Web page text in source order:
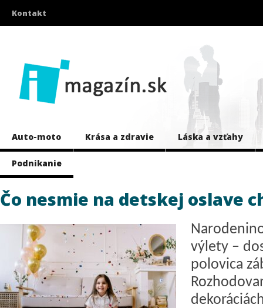
Kontakt
Auto-moto Krása a zdravie Láska a vzťahy
Podnikanie
Čo nesmie na detskej oslave
výlety –
polovica